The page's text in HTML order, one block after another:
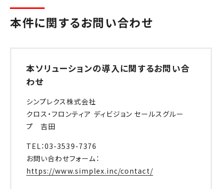
本件に関するお問い合わせ
本ソリューションの導入に関するお問い合
わせ
シンプレクス株式会社
クロス・フロンティア ディビジョン セールスグルー
プ 吉田
TEL：03-3539-7376
お問い合わせフォーム：
https://www.simplex.inc/contact/